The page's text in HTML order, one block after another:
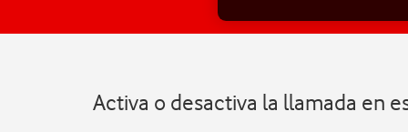
Activa o desactiva la llamada en